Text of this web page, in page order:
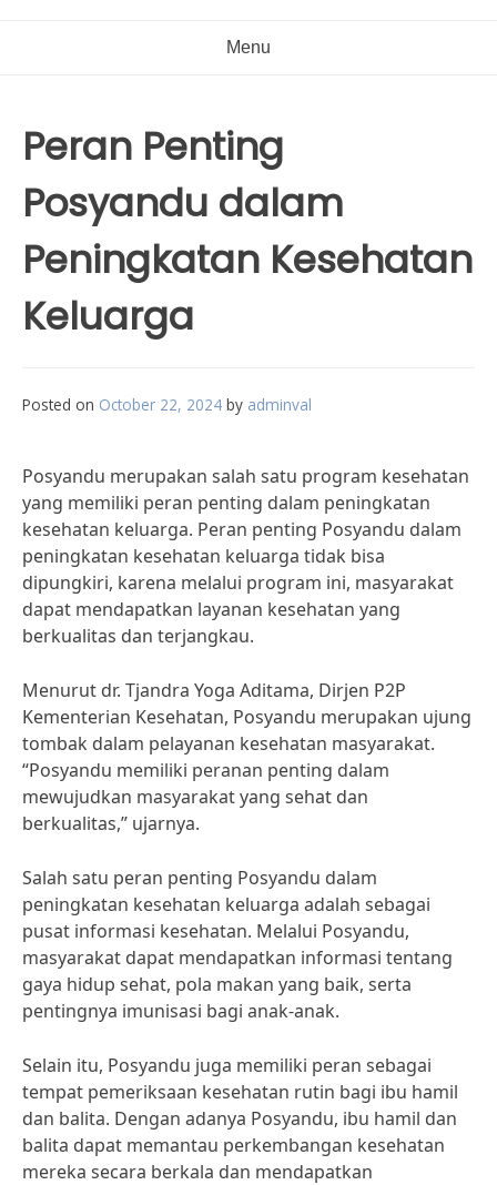
Menu
Peran Penting
Posyandu dalam
Peningkatan Kesehatan
Keluarga
Posted on October 22, 2024 by adminval
Posyandu merupakan salah satu program kesehatan
yang memiliki peran penting dalam peningkatan
kesehatan keluarga. Peran penting Posyandu dalam
peningkatan kesehatan keluarga tidak bisa
dipungkiri, karena melalui program ini, masyarakat
dapat mendapatkan layanan kesehatan yang
berkualitas dan terjangkau.
Menurut dr. Tjandra Yoga Aditama, Dirjen P2P
Kementerian Kesehatan, Posyandu merupakan ujung
tombak dalam pelayanan kesehatan masyarakat.
“Posyandu memiliki peranan penting dalam
mewujudkan masyarakat yang sehat dan
berkualitas,” ujarnya.
Salah satu peran penting Posyandu dalam
peningkatan kesehatan keluarga adalah sebagai
pusat informasi kesehatan. Melalui Posyandu,
masyarakat dapat mendapatkan informasi tentang
gaya hidup sehat, pola makan yang baik, serta
pentingnya imunisasi bagi anak-anak.
Selain itu, Posyandu juga memiliki peran sebagai
tempat pemeriksaan kesehatan rutin bagi ibu hamil
dan balita. Dengan adanya Posyandu, ibu hamil dan
balita dapat memantau perkembangan kesehatan
mereka secara berkala dan mendapatkan